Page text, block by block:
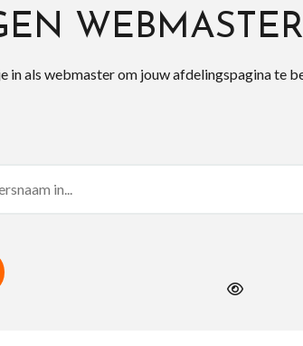
in als webmaster om jouw afdelingspagina te